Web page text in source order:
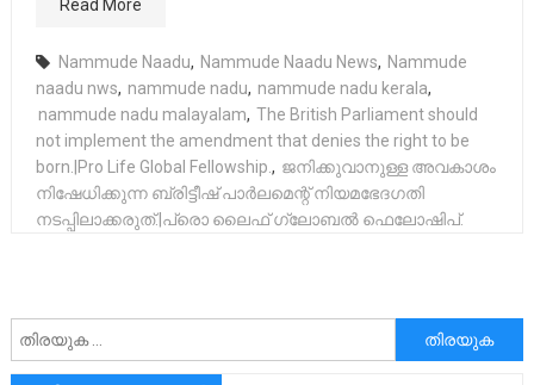
Read More
Nammude Naadu, Nammude Naadu News, Nammude
naadu nws, nammude nadu, nammude nadu kerala,
nammude nadu malayalam, The British Parliament should
not implement the amendment that denies the right to be
born.|Pro ​​Life Global Fellowship., ജനിക്കുവാനുള്ള അവകാശം
നിഷേധിക്കുന്ന ബ്രിട്ടീഷ് പാർലമെന്റ് നിയമഭേദഗതി
നടപ്പിലാക്കരുത്.|പ്രൊ ലൈഫ് ഗ്ലോബൽ ഫെലോഷിപ്.
അനേഷിക്കുക